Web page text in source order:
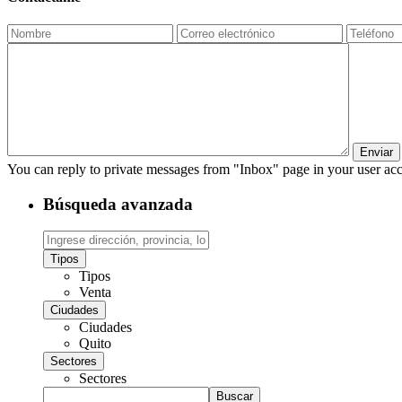
You can reply to private messages from "Inbox" page in your user
Búsqueda avanzada
Tipos
Tipos
Venta
Ciudades
Ciudades
Quito
Sectores
Sectores
Buscar